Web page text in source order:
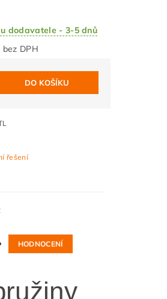
dodavatele - 3-5 dnů
223,97 Kč bez DPH
řešení
HODNOCENÍ